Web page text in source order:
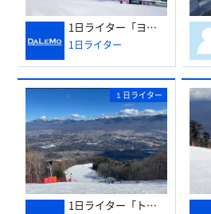
1日ライター「ヨーコママ」さんからレポートいただきました
1日ライター
１日ライター
1日ライター「トミー」さんからレポートをいただきました